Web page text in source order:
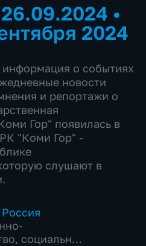
•
2024
информация о событиях
новости
и репортажи о
Гор" появилась в
"Коми Гор" -
слушают в
Россия
, социально-